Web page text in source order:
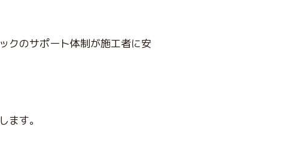
クのサポート体制が施工者に安
ます。